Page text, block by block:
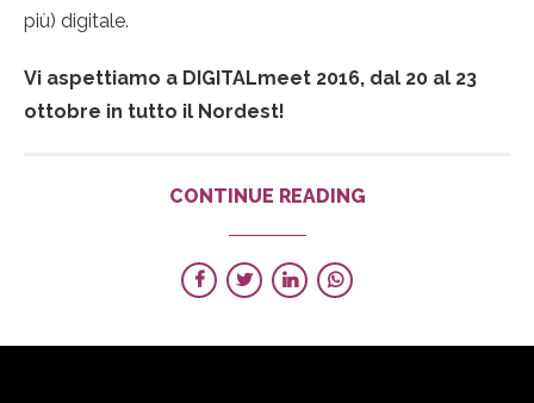
più) digitale.
Vi aspettiamo a DIGITALmeet 2016, dal 20 al 23
ottobre in tutto il Nordest!
CONTINUE READING